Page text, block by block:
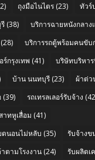
ถุงมือไนไตร(23) ทัวร์
(38) บริการฉายหนังกลาง
(28) บริการรถตู้พร้อมคนขับ
ร์กรุงเทพ (41) บริษัทบริหา
บ้าน นนทบุรี(23) ผ้าต่ว
(39) รถเทรลเลอร์รับจ้าง
าทหูเสื่อม (41)
ดนอนไม่หลับ (35) รับจ้างข
ตามโรงงาน(24) รับผลิตเ